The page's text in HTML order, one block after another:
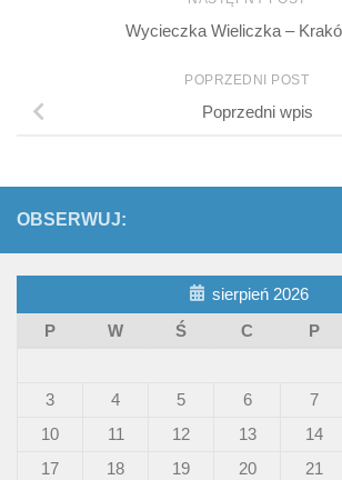
Wycieczka Wieliczka –
POPRZEDNI POST
Poprzedni wpis
OBSERWUJ:
sierpień 2026
P
W Ś C P
3
4 5 6 7
10
11 12 13 14
17
18 19 20 21